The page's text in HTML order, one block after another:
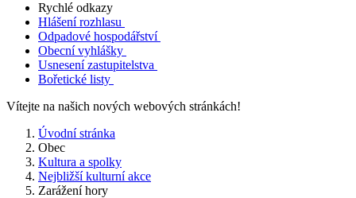
Rychlé odkazy
Hlášení rozhlasu
Odpadové hospodářství
Obecní vyhlášky
Usnesení zastupitelstva
Bořetické listy
Vítejte na našich nových webových stránkách!
Úvodní stránka
Obec
Kultura a spolky
Nejbližší kulturní akce
Zarážení hory